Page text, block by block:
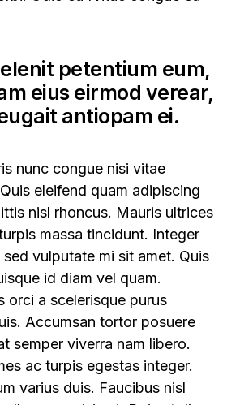
petentium eum,
eius eirmod verear,
antiopam ei.
nunc congue nisi vitae
eleifend quam adipiscing
nisl rhoncus. Mauris ultrices
massa tincidunt. Integer
vulputate mi sit amet. Quis
id diam vel quam.
orci a scelerisque purus
Accumsan tortor posuere
semper viverra nam libero.
ac turpis egestas integer.
varius duis. Faucibus nisl